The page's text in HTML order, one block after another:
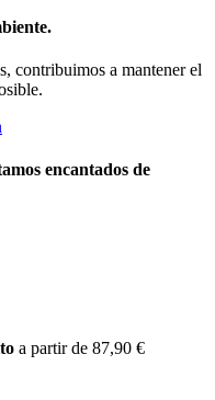
contribuimos a mantener el
encantados de
a partir de 87,90 €